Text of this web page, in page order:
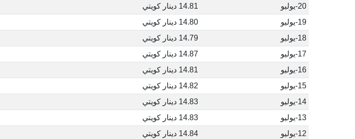
20-يوليو
14.81 دينار كويتي
19-يوليو
14.80 دينار كويتي
18-يوليو
14.79 دينار كويتي
17-يوليو
14.87 دينار كويتي
16-يوليو
14.81 دينار كويتي
15-يوليو
14.82 دينار كويتي
14-يوليو
14.83 دينار كويتي
13-يوليو
14.83 دينار كويتي
12-يوليو
14.84 دينار كويتي